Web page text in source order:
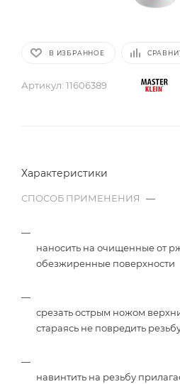
В ИЗБРАННОЕ
Артикул: 11606389
Характеристики
СПОСОБ ПРИМЕНЕНИЯ —
наносить на очищенные от
обезжиренные поверхности
срезать острым ножом
стараясь не повредить
навинтить на резьбу